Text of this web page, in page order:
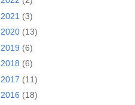
2021 (3)
2020 (13)
2019 (6)
2018 (6)
2017 (11)
2016 (18)